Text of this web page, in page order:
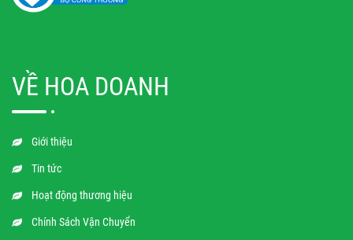
VỀ HOA DOANH
Giới thiệu
Tin tức
Hoạt động thương hiệu
Chính Sách Vận Chuyển